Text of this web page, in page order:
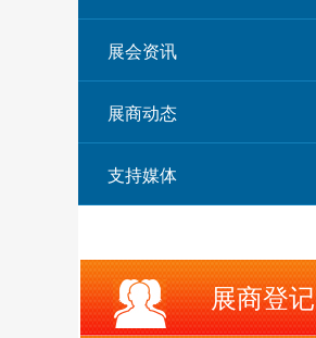
展会资讯
展商动态
支持媒体
展商登记